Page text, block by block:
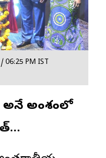
06:25 PM IST
అనే అంశంలో